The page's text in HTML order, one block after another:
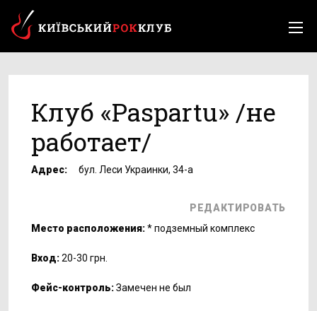
Клуб «Paspartu» /не
работает/
Адрес: бул. Леси Украинки, 34-а
РЕДАКТИРОВАТЬ
Место расположения:* подземный комплекс
Вход:20-30 грн.
Фейс-контроль:Замечен не был